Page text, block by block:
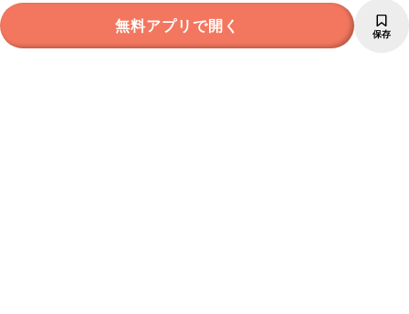
無料アプリで開く 保存